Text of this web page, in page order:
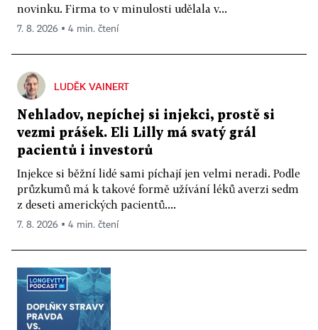
novinku. Firma to v minulosti udělala v...
7. 8. 2026 ▪ 4 min. čtení
LUDĚK VAINERT
Nehladov, nepíchej si injekci, prostě si
vezmi prášek. Eli Lilly má svatý grál
pacientů i investorů
Injekce si běžní lidé sami píchají jen velmi neradi. Podle
průzkumů má k takové formě užívání léků averzi sedm
z deseti amerických pacientů....
7. 8. 2026 ▪ 4 min. čtení